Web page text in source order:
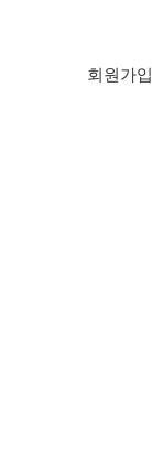
회원가입